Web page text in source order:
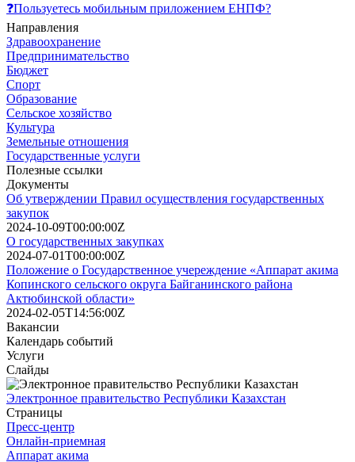
❓Пользуетесь мобильным приложением ЕНПФ?
Направления
Здравоохранение
Предпринимательство
Бюджет
Спорт
Образование
Сельское хозяйство
Культура
Земельные отношения
Государственные услуги
Полезные ссылки
Документы
Об утверждении Правил осуществления государственных
закупок
2024-10-09T00:00:00Z
О государственных закупках
2024-07-01T00:00:00Z
Положение о Государственное учереждение «Аппарат акима
Копинского сельского округа Байганинского района
Актюбинской области»
2024-02-05T14:56:00Z
Вакансии
Календарь событий
Услуги
Слайды
Электронное правительство Республики Казахстан
Страницы
Пресс-центр
Онлайн-приемная
Аппарат акима